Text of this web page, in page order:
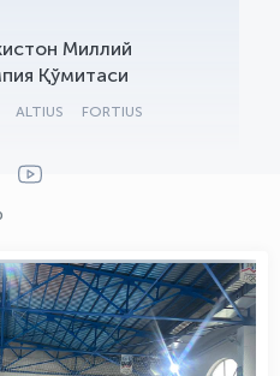
Миллий
Қўмитаси
ALTIUS FORTIUS